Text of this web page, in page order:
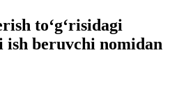
toʻgʻrisidagi
beruvchi nomidan